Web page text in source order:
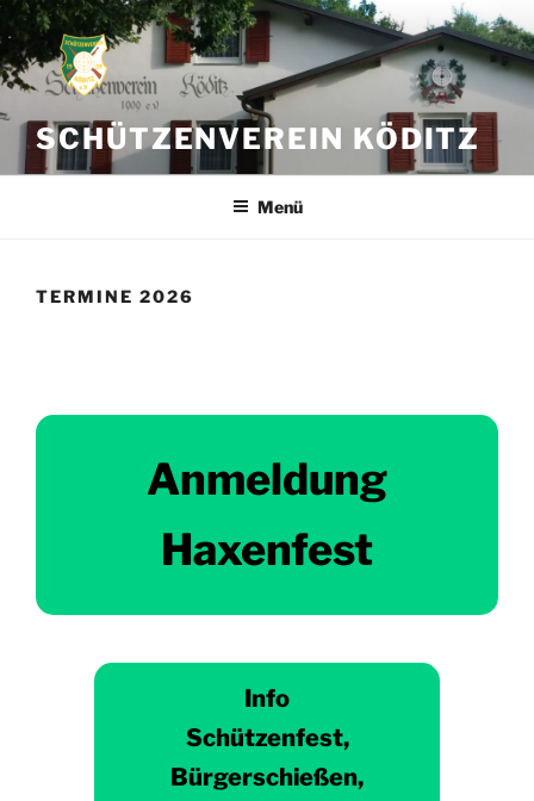
Zum
Inhalt
springen
SCHÜTZENVEREIN KÖDITZ
Menü
TERMINE 2026
Anmeldung
Haxenfest
Info
Schützenfest,
Bürgerschießen,